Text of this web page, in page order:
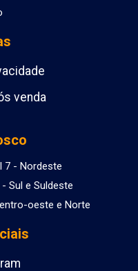
venda
7 - Nordeste
Sul e Suldeste
oeste e Norte